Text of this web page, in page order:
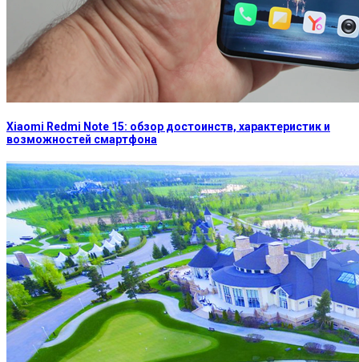
Xiaomi Redmi Note 15: обзор достоинств, характеристик и
возможностей смартфона